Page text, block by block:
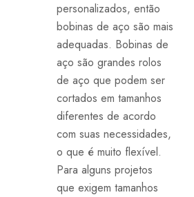
personalizados, então
bobinas de aço são mais
adequadas. Bobinas de
aço são grandes rolos
de aço que podem ser
cortados em tamanhos
diferentes de acordo
com suas necessidades,
o que é muito flexível.
Para alguns projetos
que exigem tamanhos